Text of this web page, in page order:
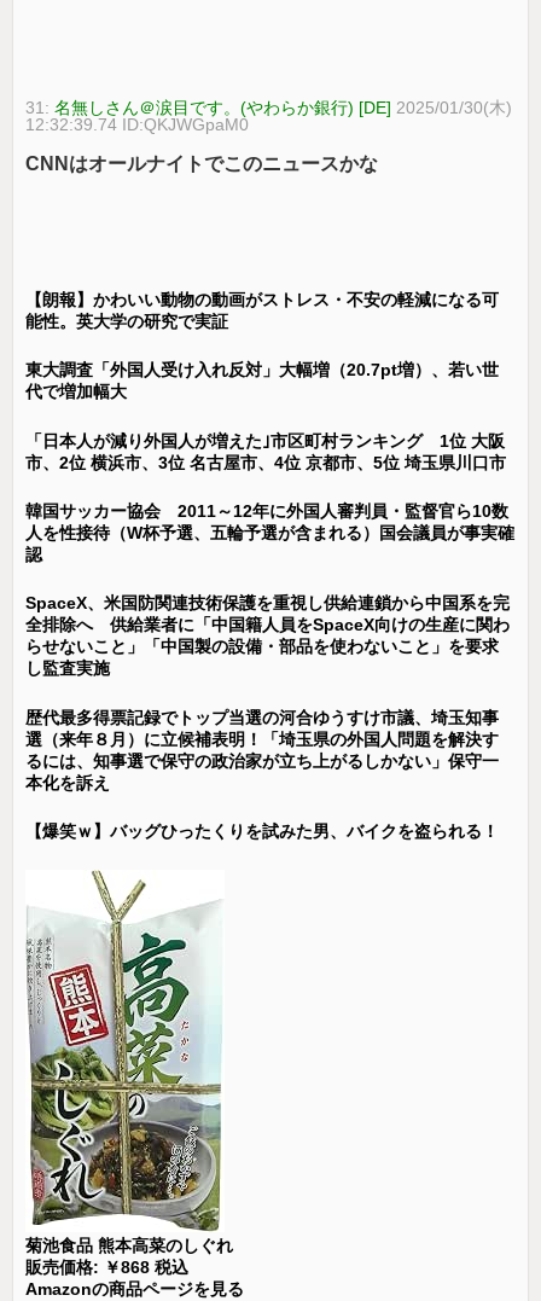
31:名無しさん＠涙目です。(やわらか銀行) [DE] 2025/01/30(木)
12:32:39.74 ID:QKJWGpaM0
CNNはオールナイトでこのニュースかな
【朗報】かわいい動物の動画がストレス・不安の軽減になる可
能性。英大学の研究で実証
東大調査「外国人受け入れ反対」大幅増（20.7pt増）、若い世
代で増加幅大
「日本人が減り外国人が増えた｣市区町村ランキング 1位 大阪
市、2位 横浜市、3位 名古屋市、4位 京都市、5位 埼玉県川口市
韓国サッカー協会 2011～12年に外国人審判員・監督官ら10数
人を性接待（W杯予選、五輪予選が含まれる）国会議員が事実確
認
SpaceX、米国防関連技術保護を重視し供給連鎖から中国系を完
全排除へ 供給業者に「中国籍人員をSpaceX向けの生産に関わ
らせないこと」「中国製の設備・部品を使わないこと」を要求
し監査実施
歴代最多得票記録でトップ当選の河合ゆうすけ市議、埼玉知事
選（来年８月）に立候補表明！「埼玉県の外国人問題を解決す
るには、知事選で保守の政治家が立ち上がるしかない」保守一
本化を訴え
【爆笑ｗ】バッグひったくりを試みた男、バイクを盗られる！
菊池食品 熊本高菜のしぐれ
販売価格: ￥868 税込
Amazonの商品ページを見る